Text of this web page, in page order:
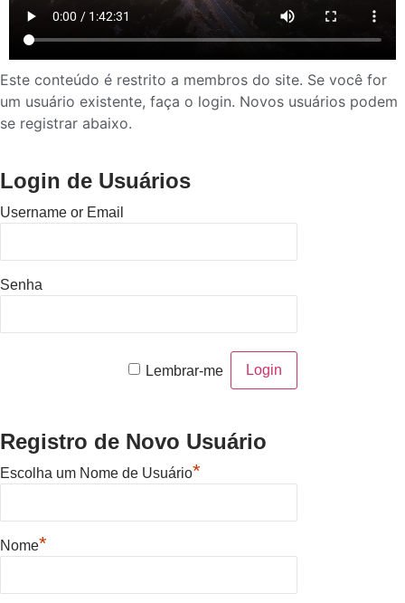
Este conteúdo é restrito a membros do site. Se você for
um usuário existente, faça o login. Novos usuários podem
se registrar abaixo.
Login de Usuários
Username or Email
Senha
Lembrar-me
Registro de Novo Usuário
Escolha um Nome de Usuário*
Nome*